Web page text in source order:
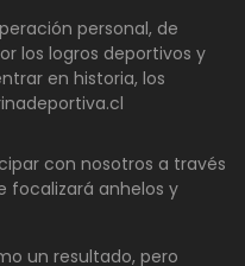
personal, de
los logros deportivos y
en historia, los
con nosotros a través
focalizará anhelos y
un resultado, pero